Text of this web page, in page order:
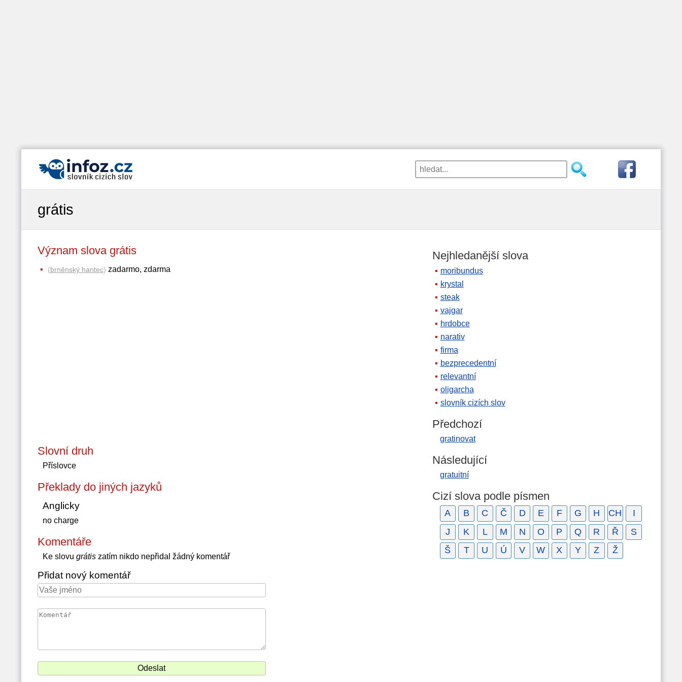
grátis
Význam slova grátis
(brněnský hantec) zadarmo, zdarma
Slovní druh
Příslovce
Překlady do jiných jazyků
Anglicky
no charge
Komentáře
Ke slovu grátiszatím nikdo nepřidal žádný komentář
Přidat nový komentář
Nejhledanější slova
moribundus
krystal
steak
vajgar
hrdobce
narativ
firma
bezprecedentní
relevantní
oligarcha
slovník cizích slov
Předchozí
gratinovat
Následující
gratuitní
Cizí slova podle písmen
A B C Č D E F G H CH
I
J
K L M N O P Q R Ř
S
Š
T U Ú V W X Y Z Ž